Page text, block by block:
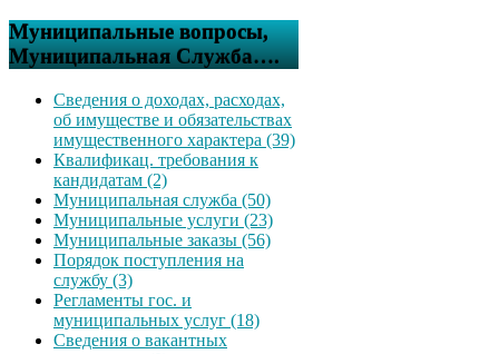
Муниципальные вопросы,
Муниципальная Служба….
Сведения о доходах, расходах,
об имуществе и обязательствах
имущественного характера (39)
Квалификац. требования к
кандидатам (2)
Муниципальная служба (50)
Муниципальные услуги (23)
Муниципальные заказы (56)
Порядок поступления на
службу (3)
Регламенты гос. и
муниципальных услуг (18)
Сведения о вакантных